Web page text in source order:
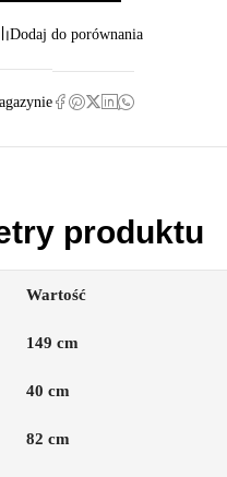
Dodaj do porównania
produktu
Wartość
149 cm
40 cm
82 cm